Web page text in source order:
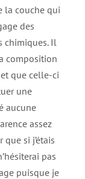
la couche qui
des
chimiques. Il
composition
que celle-ci
une
aucune
assez
si j’étais
pas
puisque je